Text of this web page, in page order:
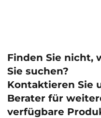
Finden Sie nicht,
Sie suchen?
Kontaktieren Sie
Berater für
verfügbare